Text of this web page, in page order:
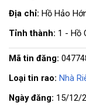
Địa chỉ: Hồ Hảo
Tỉnh thành: 1 - Hồ
Mã tin đăng:
Loại tin rao: Nhà
Ngày đăng: 15/12/